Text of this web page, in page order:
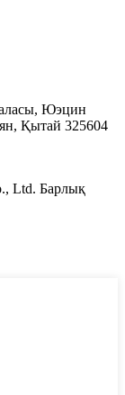
Юэцин
Қытай 325604
Ltd. Барлық